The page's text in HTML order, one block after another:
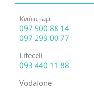
Київстар
097 900 88 14
097 299 00 77
Lifecell
093 440 11 88
Vodafone